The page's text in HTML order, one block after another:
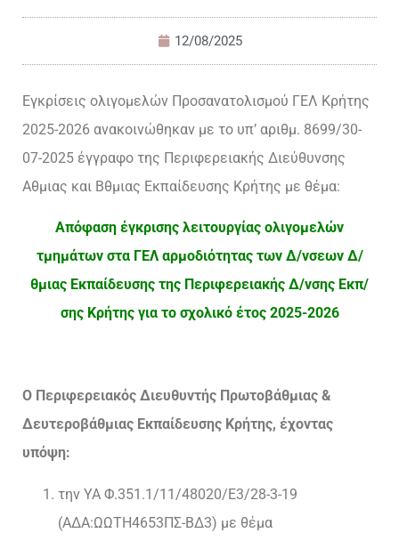
12/08/2025
Εγκρίσεις ολιγομελών Προσανατολισμού ΓΕΛ Κρήτης
2025-2026 ανακοινώθηκαν με το υπ’ αριθμ. 8699/30-
07-2025 έγγραφο της Περιφερειακής Διεύθυνσης
Αθμιας και Βθμιας Εκπαίδευσης Κρήτης με θέμα:
Απόφαση έγκρισης λειτουργίας ολιγομελών
τμημάτων στα ΓΕΛ αρμοδιότητας των Δ/νσεων Δ/
θμιας Εκπαίδευσης της Περιφερειακής Δ/νσης Εκπ/
σης Κρήτης για το σχολικό έτος 2025-2026
Ο Περιφερειακός Διευθυντής Πρωτοβάθμιας &
Δευτεροβάθμιας Εκπαίδευσης Κρήτης, έχοντας
υπόψη:
την ΥΑ Φ.351.1/11/48020/Ε3/28-3-19
(ΑΔΑ:ΩΩΤΗ4653ΠΣ-ΒΔ3) με θέμα